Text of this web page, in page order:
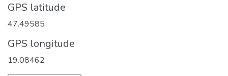
GPS latitude
47.49585
GPS longitude
19.08462